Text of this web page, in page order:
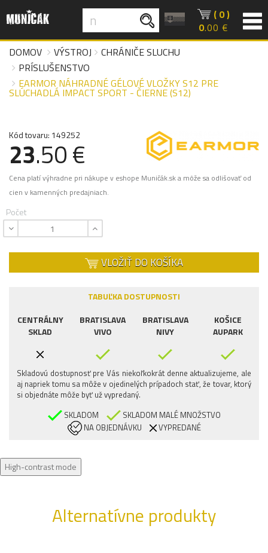
( 0 )
0.00 €
DOMOV
VÝSTROJ
CHRÁNIČE SLUCHU
PRÍSLUŠENSTVO
EARMOR NÁHRADNÉ GÉLOVÉ VLOŽKY S12 PRE
SLÚCHADLÁ IMPACT SPORT - ČIERNE (S12)
Kód tovaru: 149252
23.50 €
Cena platí výhradne pri nákupe v eshope Muničák.sk a môže sa odlišovať od
cien v kamenných predajniach.
Počet
VLOŽIŤ DO KOŠÍKA
TABUĽKA DOSTUPNOSTI
CENTRÁLNY
SKLAD
BRATISLAVA
VIVO
BRATISLAVA
NIVY
KOŠICE
AUPARK
Skladovú dostupnosť pre Vás niekoľkokrát denne aktualizujeme, ale
aj napriek tomu sa môže v ojedinelých prípadoch stať, že tovar, ktorý
si objednáte môže byť už vypredaný.
SKLADOM
SKLADOM MALÉ MNOŽSTVO
NA OBJEDNÁVKU
VYPREDANÉ
High-contrast mode
Alternatívne produkty